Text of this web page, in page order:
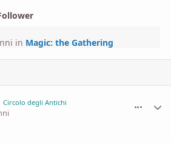
in Magic: the Gathering
Circolo degli Antichi